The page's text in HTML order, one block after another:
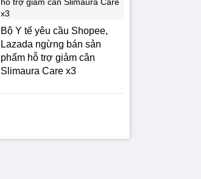
Bộ Y tế yêu cầu Shopee,
Lazada ngừng bán sản
phẩm hỗ trợ giảm cân
Slimaura Care x3